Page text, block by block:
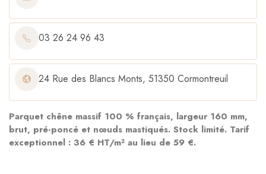
03 26 24 96 43
24 Rue des Blancs Monts, 51350 Cormontreuil
Parquet chêne massif 100 % français, largeur 160 mm,
brut, pré-poncé et nœuds mastiqués. Stock limité. Tarif
exceptionnel : 36 € HT/m² au lieu de 59 €.